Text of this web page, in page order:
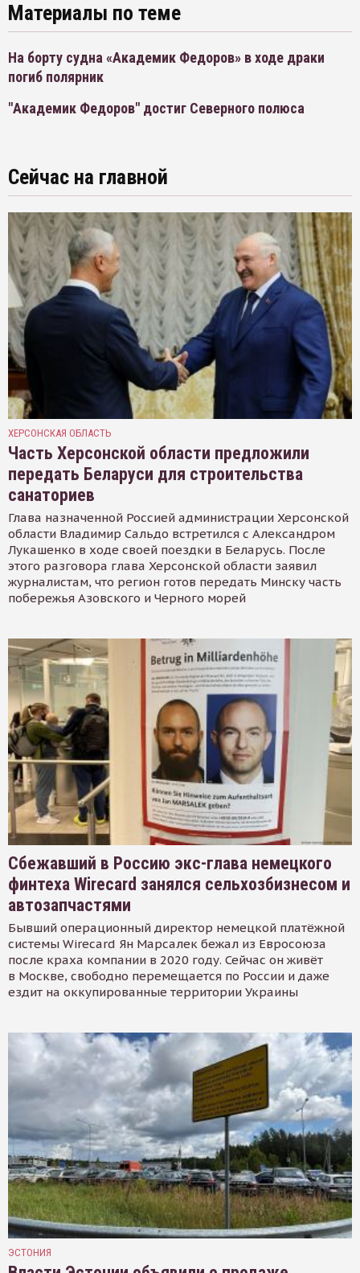
Материалы по теме
На борту судна «Академик Федоров» в ходе драки
погиб полярник
"Академик Федоров" достиг Северного полюса
Сейчас на главной
ХЕРСОНСКАЯ ОБЛАСТЬ
Часть Херсонской области предложили
передать Беларуси для строительства
санаториев
Глава назначенной Россией администрации Херсонской
области Владимир Сальдо встретился с Александром
Лукашенко в ходе своей поездки в Беларусь. После
этого разговора глава Херсонской области заявил
журналистам, что регион готов передать Минску часть
побережья Азовского и Черного морей
Сбежавший в Россию экс-глава немецкого
финтеха Wirecard занялся сельхозбизнесом и
автозапчастями
Бывший операционный директор немецкой платёжной
системы Wirecard Ян Марсалек бежал из Евросоюза
после краха компании в 2020 году. Сейчас он живёт
в Москве, свободно перемещается по России и даже
ездит на оккупированные территории Украины
ЭСТОНИЯ